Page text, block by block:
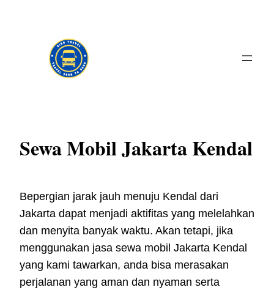
Sewa Mobil Jakarta Kendal
Bepergian jarak jauh menuju Kendal dari
Jakarta dapat menjadi aktifitas yang melelahkan
dan menyita banyak waktu. Akan tetapi, jika
menggunakan jasa sewa mobil Jakarta Kendal
yang kami tawarkan, anda bisa merasakan
perjalanan yang aman dan nyaman serta